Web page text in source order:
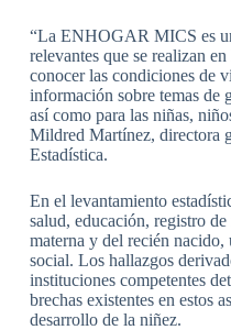
“La ENHOGAR MICS es
relevantes que se realizan
conocer las condiciones de
información sobre temas de
así como para las niñas,
Mildred Martínez, directora
Estadística.
En el levantamiento
salud, educación, registro
materna y del recién
social. Los hallazgos
instituciones competentes
brechas existentes en estos
desarrollo de la niñez.